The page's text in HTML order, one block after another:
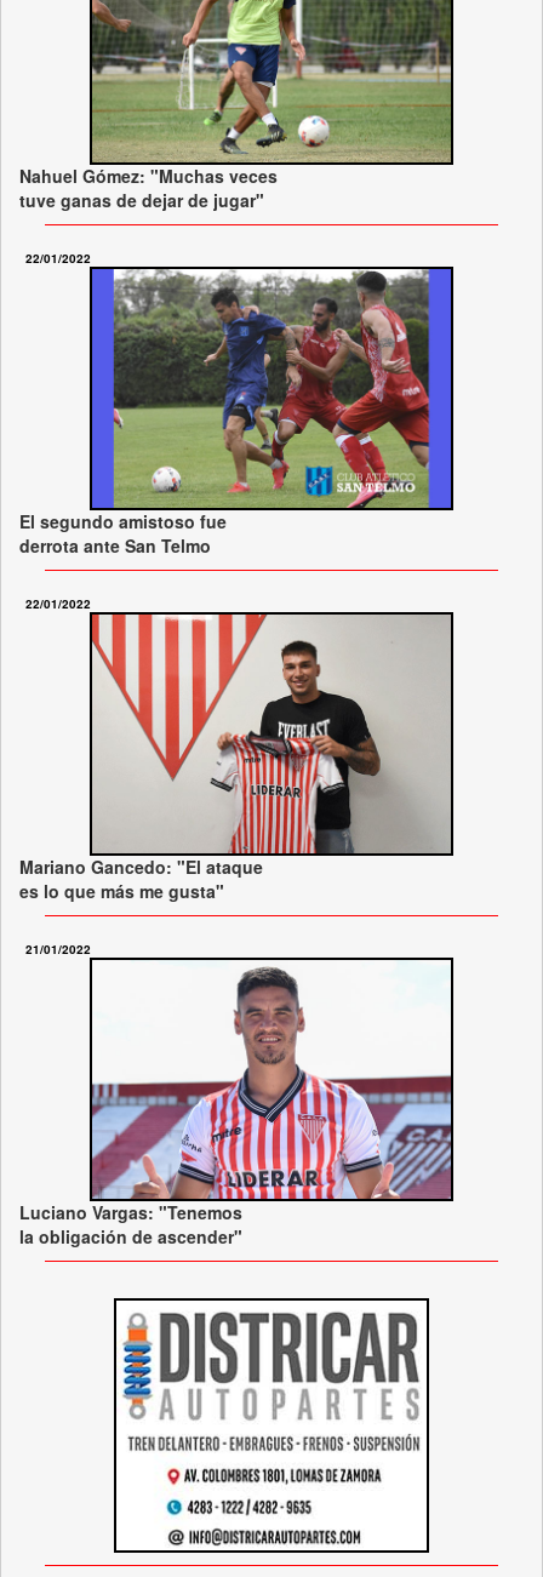
Nahuel Gómez: "Muchas veces
tuve ganas de dejar de jugar"
22/01/2022
El segundo amistoso fue
derrota ante San Telmo
22/01/2022
Mariano Gancedo: "El ataque
es lo que más me gusta"
21/01/2022
Luciano Vargas: "Tenemos
la obligación de ascender"